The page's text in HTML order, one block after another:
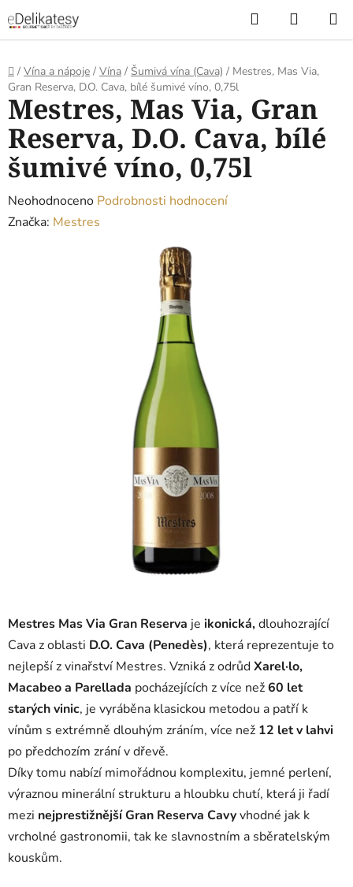
na
obsah
Hledat
KOŠÍK
Domů
/ Vína a nápoje / Vína / Šumivá vína (Cava) / Mestres, Mas Via,
Gran Reserva, D.O. Cava, bílé šumivé víno, 0,75l
Mestres Mas Via Gran Reserva je ikonická,dlouhozrající
Cava z oblasti D.O. Cava (Penedès), která reprezentuje to
nejlepší z vinařství Mestres. Vzniká z odrůdXarel·lo,
Macabeo a Parellada pocházejících z více než60 let
starých vinic, je vyráběna klasickou metodou a patří k
vínům s extrémně dlouhým zráním, více než 12 let v lahvi
po předchozím zrání v dřevě.
Díky tomu nabízí mimořádnou komplexitu, jemné perlení,
výraznou minerální strukturu a hloubku chutí, která ji řadí
mezi nejprestižnější Gran Reserva Cavyvhodné jak k
vrcholné gastronomii, tak ke slavnostním a sběratelským
kouskům.
Mestres, Mas Via, Gran
Reserva, D.O. Cava, bílé
šumivé víno, 0,75l
Průměrné
hodnocení
Neohodnoceno Podrobnosti hodnocení
Značka: Mestres